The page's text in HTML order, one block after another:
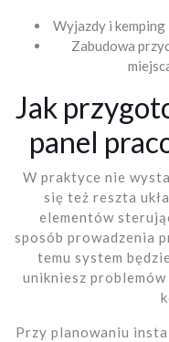
Wyjazdy i
Zabudowa
Jak
panel
W praktyce nie
się też reszta
elementów
sposób prowadzenia
temu system
unikniesz
Przy planowaniu